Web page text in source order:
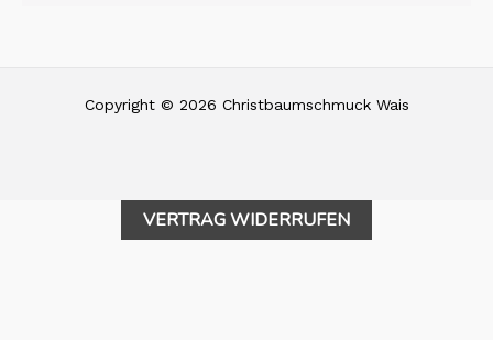
Copyright © 2026 Christbaumschmuck Wais
VERTRAG WIDERRUFEN